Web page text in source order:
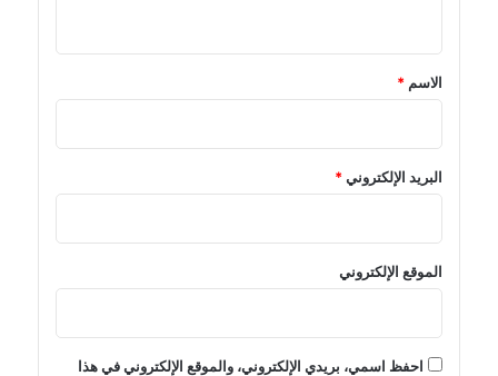
*
الاسم *
البريد الإلكتروني*
الموقع الإلكتروني
احفظ اسمي، بريدي الإلكتروني، والموقع الإلكتروني في هذا